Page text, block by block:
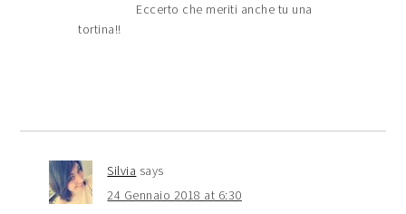
Eccerto che meriti anche tu una
tortina!!
Silvia says
24 Gennaio 2018 at 6:30